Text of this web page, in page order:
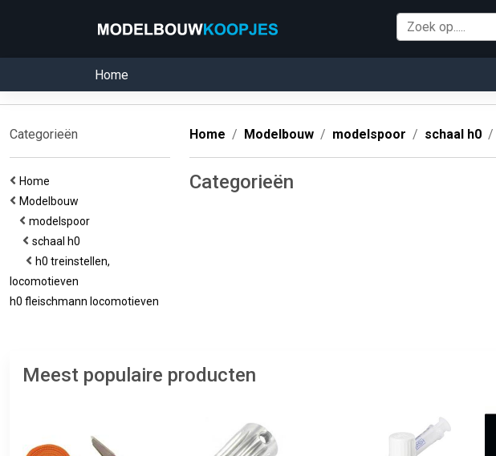
Home
Categorieën
Home
Modelbouw
modelspoor
schaal h0
h0 treinstellen,
locomotieven
h0 fleischmann locomotieven
Home Modelbouw modelspoor schaal h0
Categorieën
Meest populaire producten